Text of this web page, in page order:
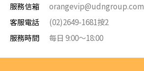
服務信箱
orangevip@udngroup.com
客服電話
(02)2649-1681按2
服務時間
每日 9:00～18:00